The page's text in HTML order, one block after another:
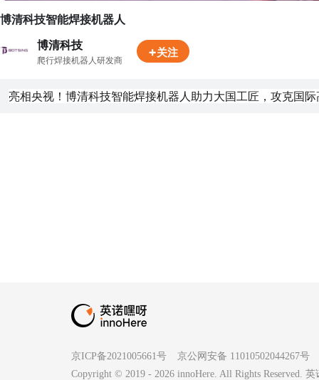
博清科技智能焊接机器人
博清科技
爬行焊接机器人研发商
+关注
亮相央视！博清科技智能焊接机器人助力大国工匠，攻克国
京ICP备2021005661号
京公网安备 11010502044267号
Copyright © 2019 - 2026 innoHere. All Rights Reserved.